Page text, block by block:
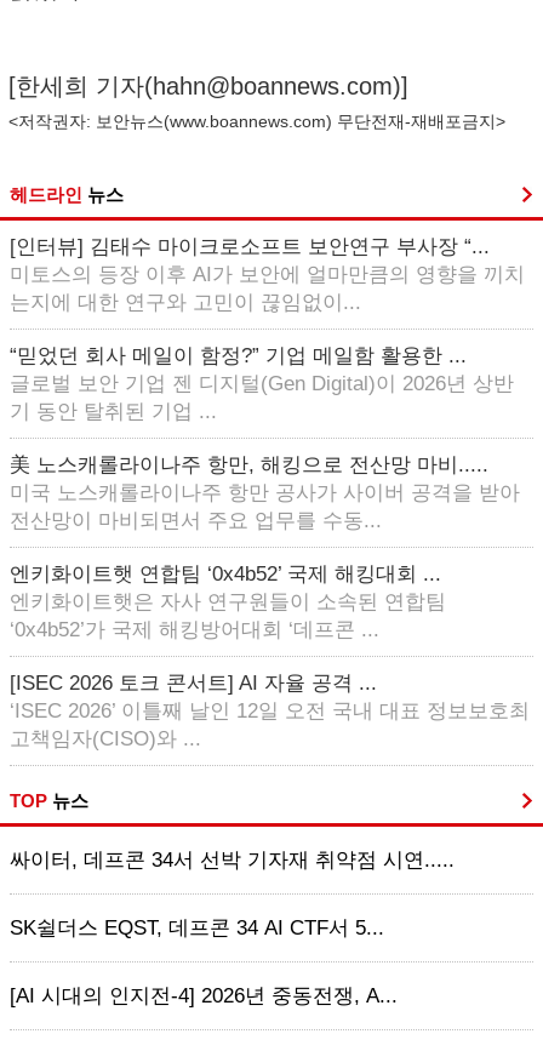
[한세희 기자(hahn@boannews.com)]
<저작권자: 보안뉴스(www.boannews.com) 무단전재-재배포금지>
헤드라인 뉴스
[인터뷰] 김태수 마이크로소프트 보안연구 부사장 “...
미토스의 등장 이후 AI가 보안에 얼마만큼의 영향을 끼치
는지에 대한 연구와 고민이 끊임없이...
“믿었던 회사 메일이 함정?” 기업 메일함 활용한 ...
글로벌 보안 기업 젠 디지털(Gen Digital)이 2026년 상반
기 동안 탈취된 기업 ...
美 노스캐롤라이나주 항만, 해킹으로 전산망 마비.....
미국 노스캐롤라이나주 항만 공사가 사이버 공격을 받아
전산망이 마비되면서 주요 업무를 수동...
엔키화이트햇 연합팀 ‘0x4b52’ 국제 해킹대회 ...
엔키화이트햇은 자사 연구원들이 소속된 연합팀
‘0x4b52’가 국제 해킹방어대회 ‘데프콘 ...
[ISEC 2026 토크 콘서트] AI 자율 공격 ...
‘ISEC 2026’ 이틀째 날인 12일 오전 국내 대표 정보보호최
고책임자(CISO)와 ...
TOP 뉴스
싸이터, 데프콘 34서 선박 기자재 취약점 시연.....
SK쉴더스 EQST, 데프콘 34 AI CTF서 5...
[AI 시대의 인지전-4] 2026년 중동전쟁, A...